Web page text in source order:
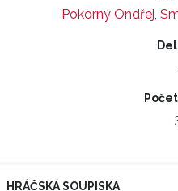
Pokorný Ondřej,
HRÁČSKÁ SOUPISKA